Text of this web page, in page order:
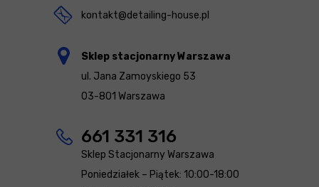
kontakt@detailing-house.pl
Sklep stacjonarny Warszawa
ul. Jana Zamoyskiego 53
03-801 Warszawa
661 331 316
Sklep Stacjonarny Warszawa
Poniedziałek – Piątek: 10:00-18:00